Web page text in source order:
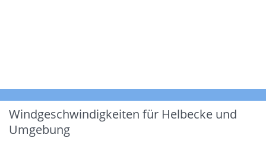
Windgeschwindigkeiten für Helbecke und
Umgebung